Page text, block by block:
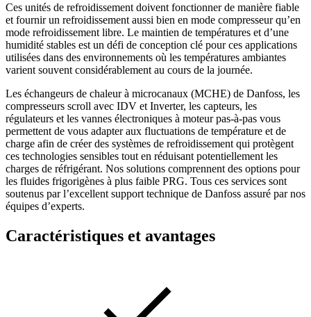
Ces unités de refroidissement doivent fonctionner de manière fiable
et fournir un refroidissement aussi bien en mode compresseur qu’en
mode refroidissement libre. Le maintien de températures et d’une
humidité stables est un défi de conception clé pour ces applications
utilisées dans des environnements où les températures ambiantes
varient souvent considérablement au cours de la journée.
Les échangeurs de chaleur à microcanaux (MCHE) de Danfoss, les
compresseurs scroll avec IDV et Inverter, les capteurs, les
régulateurs et les vannes électroniques à moteur pas-à-pas vous
permettent de vous adapter aux fluctuations de température et de
charge afin de créer des systèmes de refroidissement qui protègent
ces technologies sensibles tout en réduisant potentiellement les
charges de réfrigérant. Nos solutions comprennent des options pour
les fluides frigorigènes à plus faible PRG. Tous ces services sont
soutenus par l’excellent support technique de Danfoss assuré par nos
équipes d’experts.
Caractéristiques et avantages